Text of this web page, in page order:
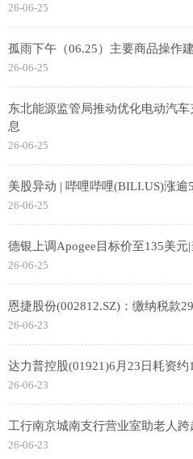
26-06-25
孤雨下午（06.25）主要商品操作
26-06-25
东北能源监管局推动优化电动汽
息
26-06-25
美股异动 | 哔哩哔哩(BILI.US)涨
26-06-25
德银上调Apogee目标价至135美元|
26-06-25
恩捷股份(002812.SZ)：缴纳税款
26-06-23
达力普控股(01921)6月23日耗资
26-06-23
工行南京城南支行营业室助老人跨
26-06-23